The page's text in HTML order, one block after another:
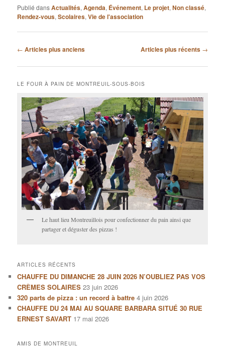
Publié dansActualités,Agenda, Événement, Le projet,Non classé,
Rendez-vous,Scolaires,Vie de l'association
Navigation
articles
← Articles plus anciens Articles plus récents →
LE FOUR À PAIN DE MONTREUIL-SOUS-BOIS
Le haut lieu Montreuillois pour confectionner du pain ainsi que
partager et déguster des pizzas !
ARTICLES RÉCENTS
CHAUFFE DU DIMANCHE 28 JUIN 2026 N’OUBLIEZ PAS VOS
CRÈMES SOLAIRES 23 juin 2026
320 parts de pizza : un record à battre 4 juin 2026
CHAUFFE DU 24 MAI AU SQUARE BARBARA SITUÉ 30 RUE
ERNEST SAVART 17 mai 2026
AMIS DE MONTREUIL